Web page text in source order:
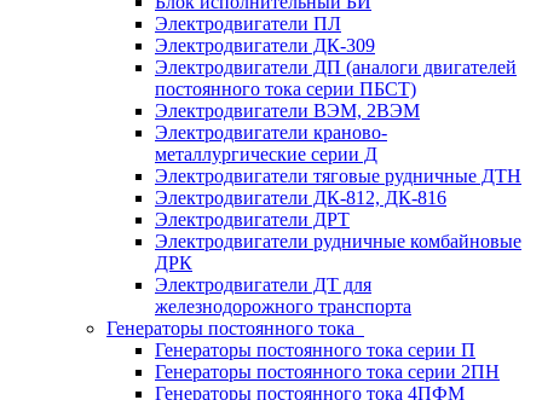
Электродвигатели ПЛ
Электродвигатели ДК-309
Электродвигатели ДП (аналоги двигателей
постоянного тока серии ПБСТ)
Электродвигатели ВЭМ, 2ВЭМ
Электродвигатели краново-
металлургические серии Д
Электродвигатели тяговые рудничные ДТН
Электродвигатели ДК-812, ДК-816
Электродвигатели ДРТ
Электродвигатели рудничные комбайновые
ДРК
Электродвигатели ДТ для
железнодорожного транспорта
Генераторы постоянного тока
Генераторы постоянного тока серии П
Генераторы постоянного тока серии 2ПН
Генераторы постоянного тока 4ПФМ